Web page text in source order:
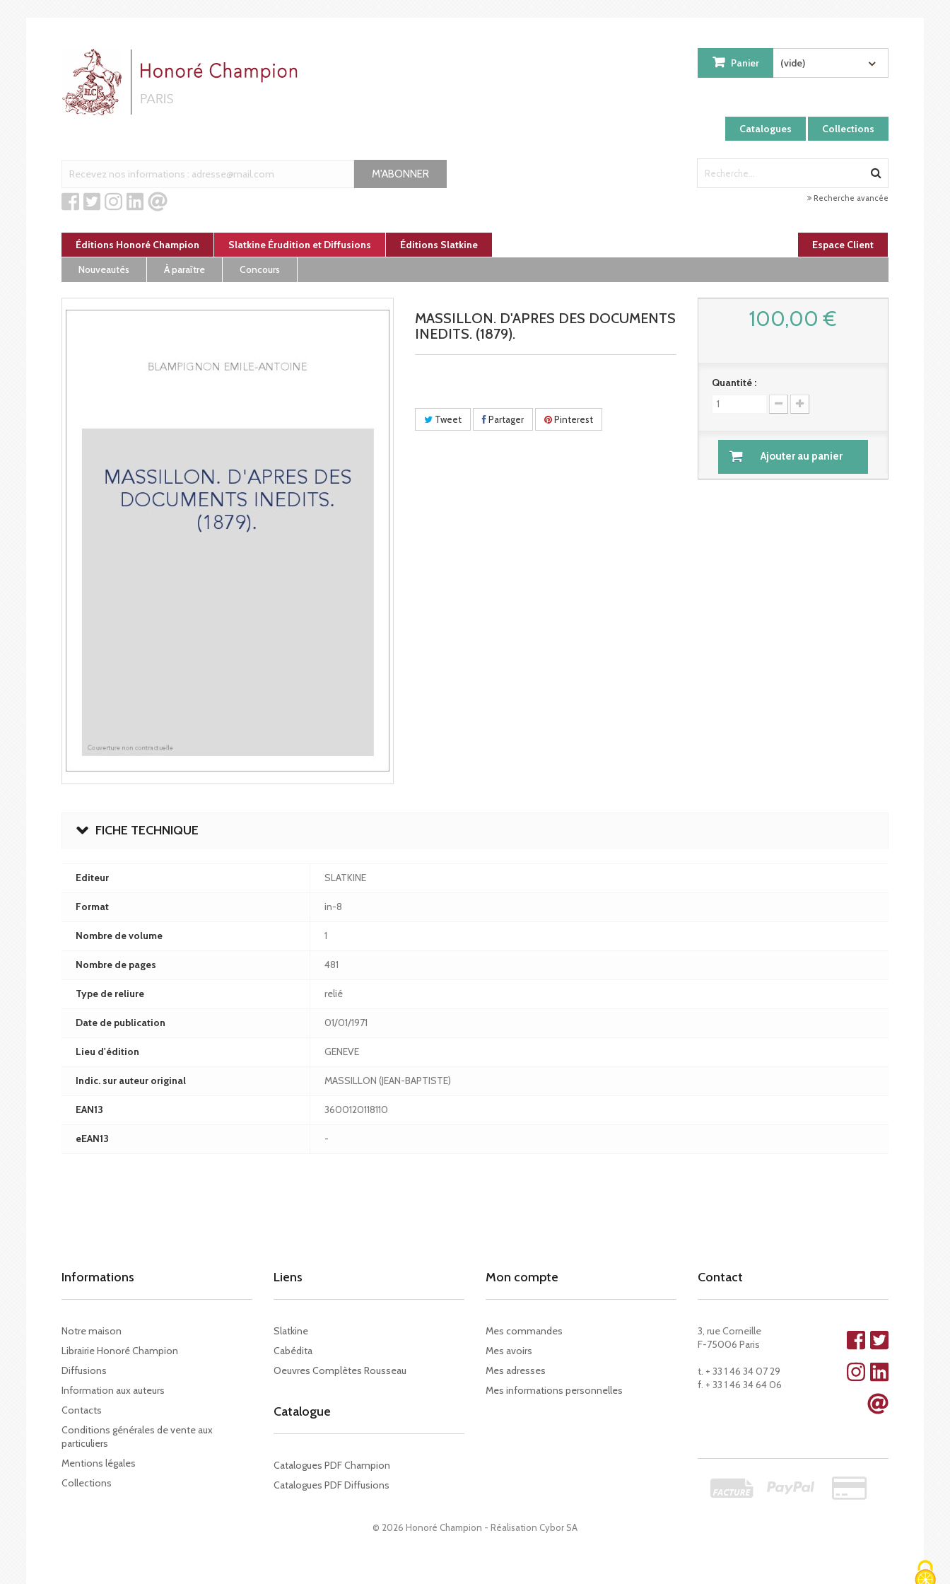
Catalogues Collections
Panier (vide)
M'ABONNER
Recherche avancée
Éditions Honoré Champion Slatkine Érudition et Diffusions Éditions Slatkine
Espace Client
Nouveautés
À paraître Concours
MASSILLON. D'APRES DES DOCUMENTS
INEDITS. (1879).
Tweet Partager Pinterest
100,00 €
Quantité :
Ajouter au panier
FICHE TECHNIQUE
Editeur SLATKINE
Format in-8
Nombre de volume 1
Nombre de pages 481
Type de reliure relié
Date de publication 01/01/1971
Lieu d'édition GENEVE
Indic. sur auteur original MASSILLON (JEAN-BAPTISTE)
EAN13 3600120118110
eEAN13 -
Informations
Notre maison
Librairie Honoré Champion
Diffusions
Information aux auteurs
Contacts
Conditions générales de vente aux
particuliers
Mentions légales
Collections
© 2026 Honoré Champion - Réalisation Cybor SA
Liens
Slatkine
Cabédita
Oeuvres Complètes Rousseau
Catalogue
Catalogues PDF Champion
Catalogues PDF Diffusions
Mon compte
Mes commandes
Mes avoirs
Mes adresses
Mes informations personnelles
Contact
3, rue Corneille
F-75006 Paris
t. + 33 1 46 34 07 29
f. + 33 1 46 34 64 06